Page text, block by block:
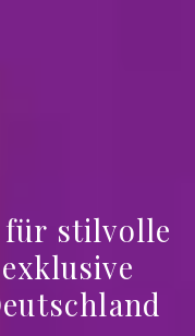
für stilvolle